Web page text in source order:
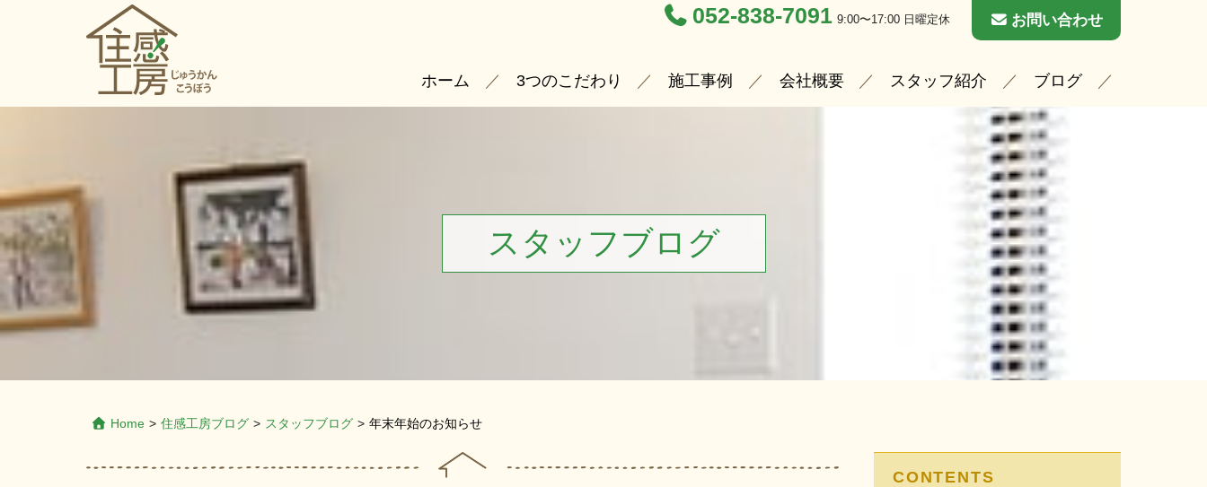
052-838-7091 9:00〜17:00 日曜定休 お問い合わせ
ホーム 3つのこだわり 施工事例 会社概要 スタッフ紹介 ブログ
スタッフブログ
Home > 住感工房ブログ > スタッフブログ > 年末年始のお知らせ
CONTENTS